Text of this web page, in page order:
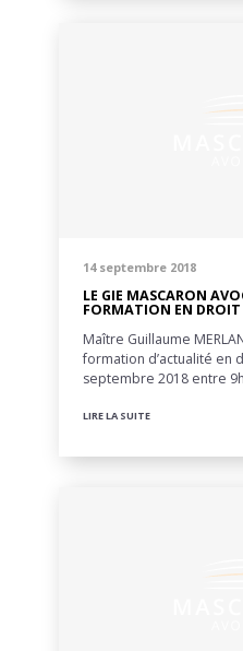
14 septembre 2018
LE GIE MASCARON
FORMATION EN DROIT
Maître Guillaume
formation d’actualité en
septembre 2018 entre
LIRE LA SUITE